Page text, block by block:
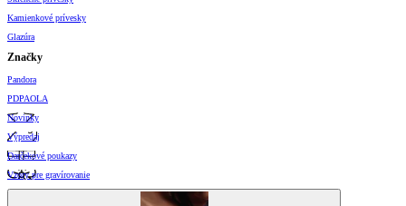
Kamienkové prívesky
Glazúra
Značky
Pandora
PDPAOLA
Novinky
Výpredaj
Darčekové poukazy
Vzory pre gravírovanie